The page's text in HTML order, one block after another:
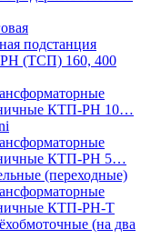
подстанция
(ТСП) 160, 400
КТП-РН 10…
КТП-РН 5…
(переходные)
КТП-РН-Т
(на два